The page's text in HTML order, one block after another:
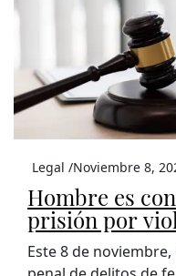
Legal /Noviembre 8,
Hombre es
prisión por
Este 8 de